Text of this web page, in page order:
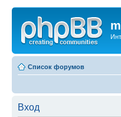
Список форумов
Вход